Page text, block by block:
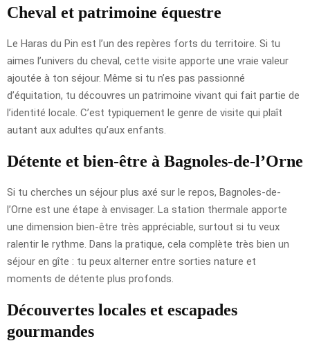
Cheval et patrimoine équestre
Le Haras du Pin est l’un des repères forts du territoire. Si tu
aimes l’univers du cheval, cette visite apporte une vraie valeur
ajoutée à ton séjour. Même si tu n’es pas passionné
d’équitation, tu découvres un patrimoine vivant qui fait partie de
l’identité locale. C’est typiquement le genre de visite qui plaît
autant aux adultes qu’aux enfants.
Détente et bien-être à Bagnoles-de-l’Orne
Si tu cherches un séjour plus axé sur le repos, Bagnoles-de-
l’Orne est une étape à envisager. La station thermale apporte
une dimension bien-être très appréciable, surtout si tu veux
ralentir le rythme. Dans la pratique, cela complète très bien un
séjour en gîte : tu peux alterner entre sorties nature et
moments de détente plus profonds.
Découvertes locales et escapades
gourmandes